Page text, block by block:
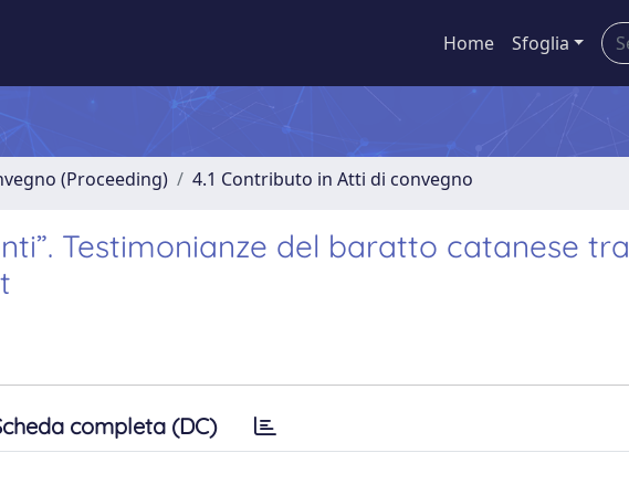
Home Sfoglia
(Proceeding) 4.1 Contributo in Atti di convegno
Testimonianze del baratto catanese tra
completa (DC)